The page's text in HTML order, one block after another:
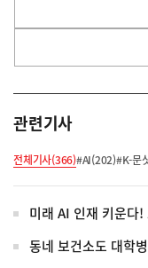
관련기사
전체기사(366)#AI(202)#K-문
미래 AI 인재 키운다
동네 보건소도 대학